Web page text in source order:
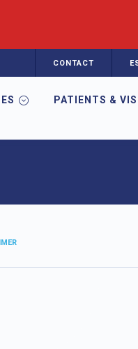
CONTACT
PATIENTS &
pratiques